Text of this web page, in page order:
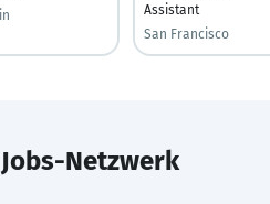
Assistant
San Francisco
Jobs-Netzwerk